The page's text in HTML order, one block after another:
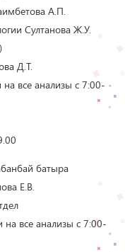
А.П.
Султанова Ж.У.
Д.Т.
все анализы с 7:00-
батыра
Е.В.
все анализы с 7:00-